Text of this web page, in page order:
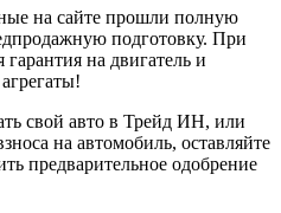
на сайте прошли полную
подготовку. При
гарантия на двигатель и
свой авто в Трейд ИН, или
на автомобиль, оставляйте
предварительное одобрение